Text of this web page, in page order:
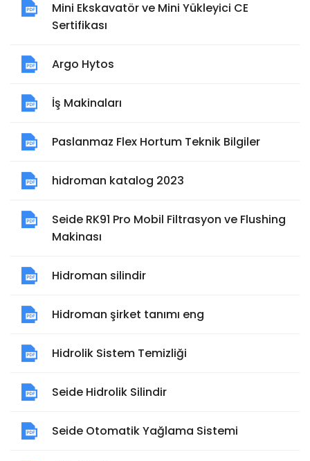
Mini Ekskavatör ve Mini Yükleyici CE
Sertifikası
Argo Hytos
İş Makinaları
Paslanmaz Flex Hortum Teknik Bilgiler
hidroman katalog 2023
Seide RK91 Pro Mobil Filtrasyon ve Flushing
Makinası
Hidroman silindir
Hidroman şirket tanımı eng
Hidrolik Sistem Temizliği
Seide Hidrolik Silindir
Seide Otomatik Yağlama Sistemi